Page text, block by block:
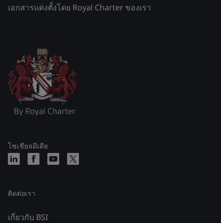
เอกสารแต่งตั้งโดย Royal Charter ของเรา
โซเชียลมีเดีย
ติดต่อเรา
เกี่ยวกับ BSI